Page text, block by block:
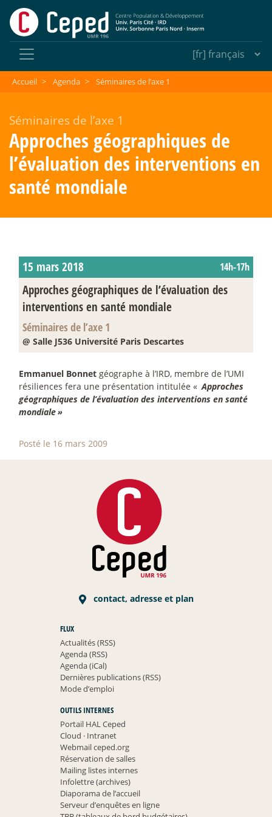
Accueil > Agenda > Séminaires de l’axe 1
Séminaires de l’axe 1
Approches géographiques de
l’évaluation des interventions en
santé mondiale
15 mars 2018 14h-17h
Approches géographiques de l’évaluation des
interventions en santé mondiale
Séminaires de l’axe 1
@ Salle J536 Université Paris Descartes
Emmanuel Bonnet géographe à l’IRD, membre de l’UMI
résiliences fera une présentation intitulée « Approches
géographiques de l’évaluation des interventions en santé
mondiale»
Posté le 16 mars 2009
contact, adresse et plan
FLUX
Actualités (RSS)
Agenda (RSS)
Agenda (iCal)
Dernières publications (RSS)
Mode d’emploi
OUTILS INTERNES
Portail HAL Ceped
Cloud ·Intranet
Webmail ceped.org
Réservation de salles
Mailing listes internes
Infolettre (archives)
Diaporama de l’accueil
Serveur d’enquêtes en ligne